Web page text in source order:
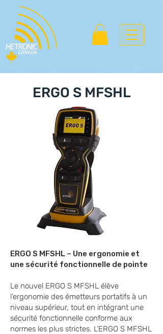
ERGO S MFSHL
ERGO S MFSHL – Une ergonomie et
une sécurité fonctionnelle de pointe
Le nouvel ERGO S MFSHL élève
l’ergonomie des émetteurs portatifs à un
niveau supérieur, tout en intégrant une
sécurité fonctionnelle conforme aux
normes les plus strictes. L’ERGO S MFSHL